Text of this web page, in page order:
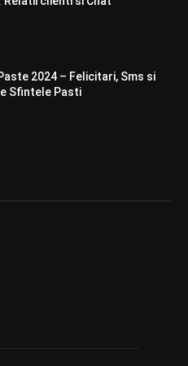
2024 – Felicitari, Sms si
Sfintele Pasti